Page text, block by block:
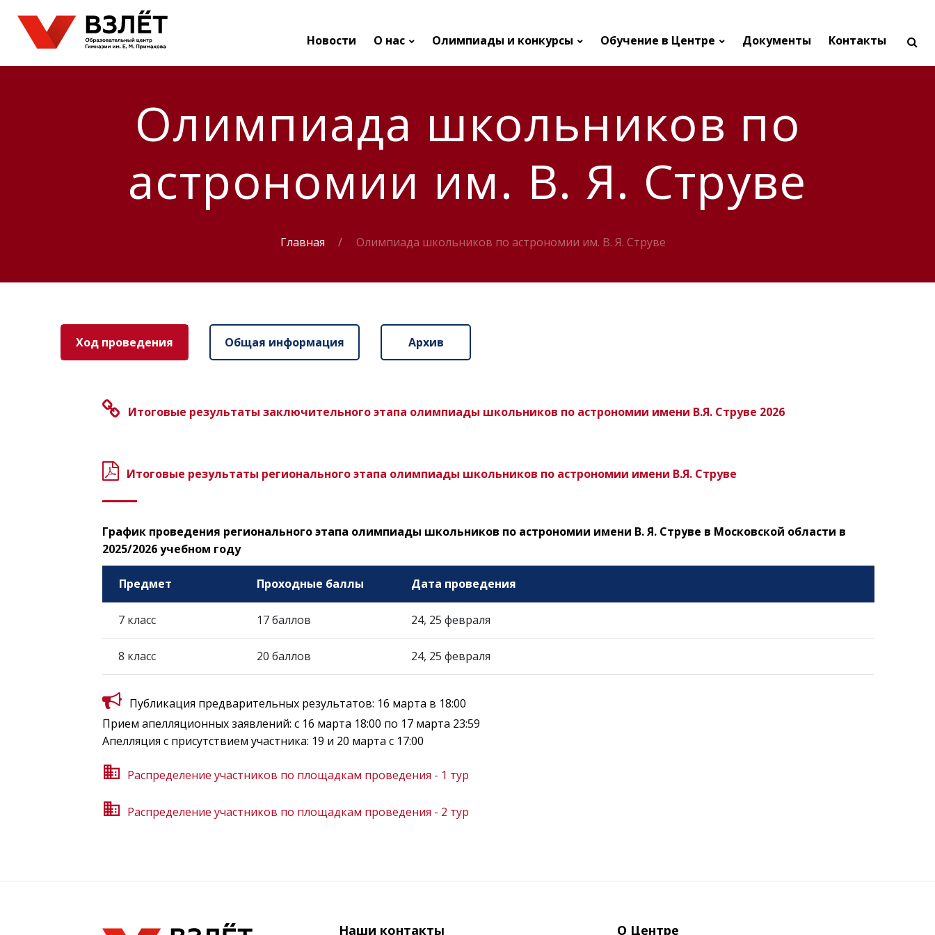
Новости О нас Олимпиады и конкурсы Обучение в Центре Документы Контакты
Олимпиада школьников по
астрономии им. В. Я. Струве
Главная Олимпиада школьников по астрономии им. В. Я. Струве
Ход проведения Общая информация Архив
Итоговые результаты заключительного этапа олимпиады школьников по астрономии имени В.Я. Струве 2026
Итоговые результаты регионального этапа олимпиады школьников по астрономии имени В.Я. Струве
График проведения регионального этапа олимпиады школьников по астрономии имени В. Я. Струве в Московской области в
2025/2026 учебном году
Предмет Проходные баллы Дата проведения
7 класс 17 баллов 24, 25 февраля
8 класс 20 баллов 24, 25 февраля
Публикация предварительных результатов: 16 марта в 18:00
Прием апелляционных заявлений: с 16 марта 18:00 по 17 марта 23:59
Апелляция с присутствием участника: 19 и 20 марта с 17:00
Распределение участников по площадкам проведения - 1 тур
Распределение участников по площадкам проведения - 2 тур
Наши контакты О Центре